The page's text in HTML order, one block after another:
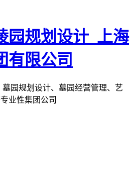
园规划设计、墓园经营管理、艺
业性集团公司